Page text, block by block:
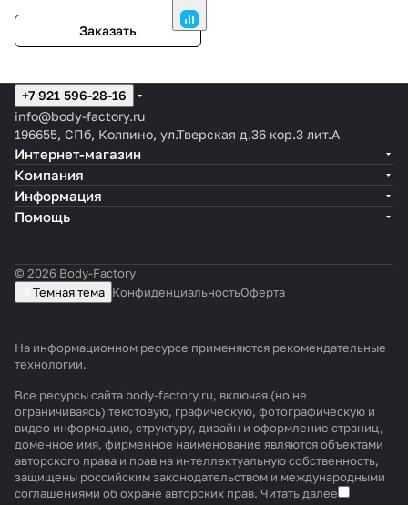
Заказать
+7 921 596-28-16
info@body-factory.ru
196655, СПб, Колпино, ул.Тверская д.36 кор.3 лит.А
Интернет-магазин
Компания
Информация
Помощь
© 2026 Body-Factory
Темная тема КонфиденциальностьОферта
На информационном ресурсе применяются рекомендательные
технологии.
Все ресурсы сайта body-factory.ru, включая (но не
ограничиваясь) текстовую, графическую, фотографическую и
видео информацию, структуру, дизайн и оформление страниц,
доменное имя, фирменное наименование являются объектами
авторского права и прав на интеллектуальную собственность,
защищены российским законодательством и международными
соглашениями об охране авторских прав. Читать далее